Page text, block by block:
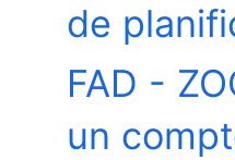
de
FAD -
un